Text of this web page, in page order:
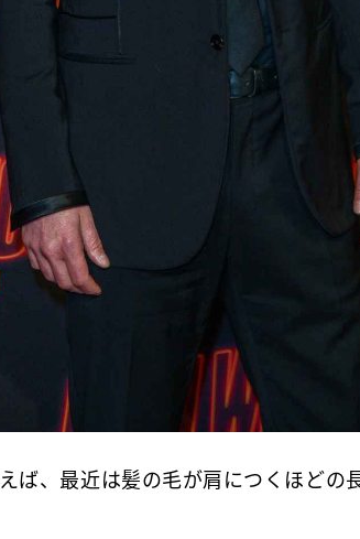
ば、最近は髪の毛が肩につくほどの